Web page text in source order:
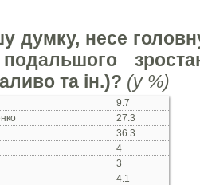
думку, несе
та ін.)? (у %)
9.7
27.3
36.3
4
3
4.1